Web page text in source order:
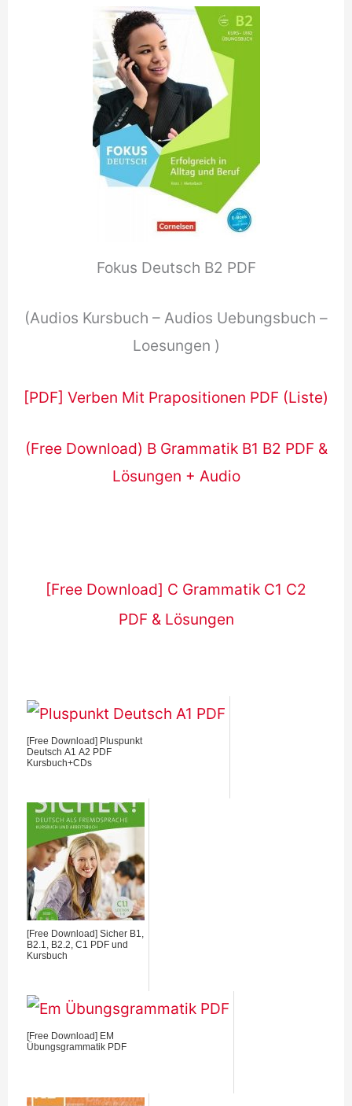
Fokus Deutsch B2 PDF
(Audios Kursbuch – Audios Uebungsbuch –
Loesungen )
[PDF] Verben Mit Prapositionen PDF (Liste)
(Free Download) B Grammatik B1 B2 PDF &
Lösungen + Audio
[Free Download] C Grammatik C1 C2
PDF & Lösungen
[Free Download] Pluspunkt
Deutsch А1 A2 PDF
Kursbuch+CDs
[Free Download] Sicher B1,
B2.1, B2.2, C1 PDF und
Kursbuch
[Free Download] EM
Übungsgrammatik PDF